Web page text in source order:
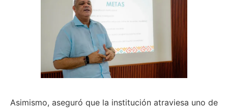
Asimismo, aseguró que la institución atraviesa uno de